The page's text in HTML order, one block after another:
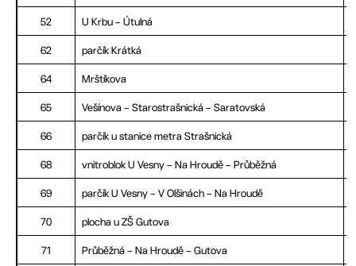
52 U Krbu – Útulná
62 parčík Krátká
64 Mrštíkova
65 Vešínova – Starostrašnická – Saratovská
66 parčík u stanice metra Strašnická
68 vnitroblok U Vesny – Na Hroudě – Průběžná
69 parčík U Vesny – V Olšinách – Na Hroudě
70 plocha u ZŠ Gutova
71 Průběžná – Na Hroudě – Gutova